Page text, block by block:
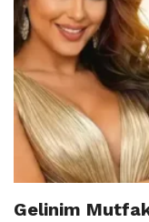
Gelinim